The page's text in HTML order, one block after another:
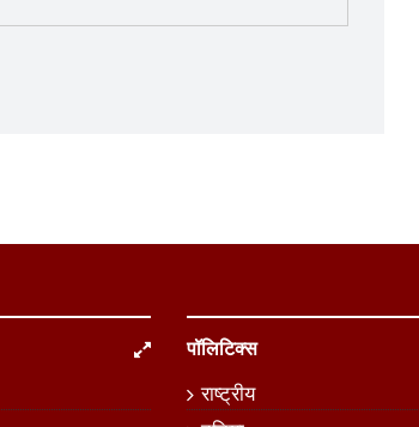
पॉलिटिक्स
राष्ट्रीय